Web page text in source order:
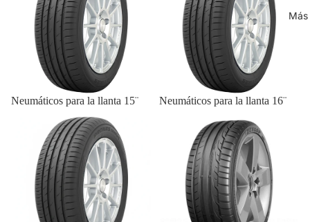
Más
Neumáticos para la llanta 15¨
Neumáticos para la llanta 16¨
Neumáticos para la llanta 17¨
Neumáticos para la llanta 18¨